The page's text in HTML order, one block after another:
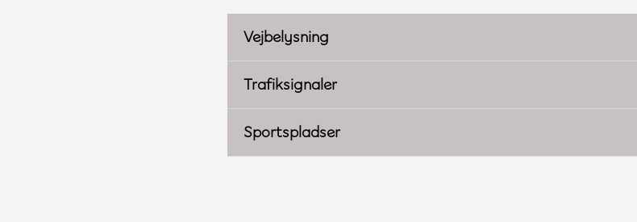
Vejbelysning
Trafiksignaler
Sportspladser